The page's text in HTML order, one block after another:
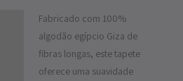
Fabricado com 100%
algodão egípcio Giza de
fibras longas, este tapete
oferece uma suavidade